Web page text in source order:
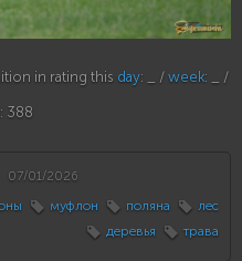
in rating this day: _ / week: _ /
: 388
07/01/2026
муфлон поляна
лес
деревья
трава